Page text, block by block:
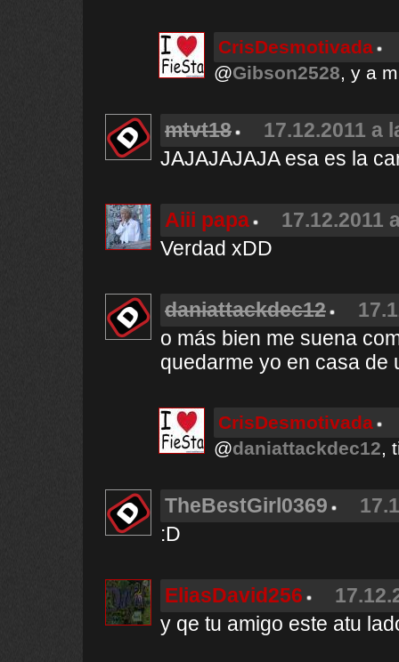
CrisDesmotivada
@Gibson2528, y a
mtvt18
17.12.2011 a
JAJAJAJAJA esa es la
Aiii papa
17.12.2011
Verdad xDD
daniattackdec12
o más bien me suena
quedarme yo en casa de
CrisDesmotivada
@daniattackdec12,
TheBestGirl0369
:D
EliasDavid256
y qe tu amigo este atu